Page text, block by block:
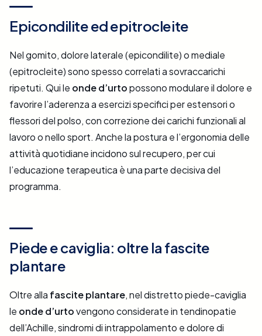
Epicondilite ed epitrocleite
Nel gomito, dolore laterale (epicondilite) o mediale
(epitrocleite) sono spesso correlati a sovraccarichi
ripetuti. Qui le onde d’urtopossono modulare il dolore e
favorire l’aderenza a esercizi specifici per estensori o
flessori del polso, con correzione dei carichi funzionali al
lavoro o nello sport. Anche la postura e l’ergonomia delle
attività quotidiane incidono sul recupero, per cui
l’educazione terapeutica è una parte decisiva del
programma.
Piede e caviglia: oltre la fascite
plantare
Oltre alla fascite plantare, nel distretto piede-caviglia
le onde d’urtovengono considerate in tendinopatie
dell’Achille, sindromi di intrappolamento e dolore di